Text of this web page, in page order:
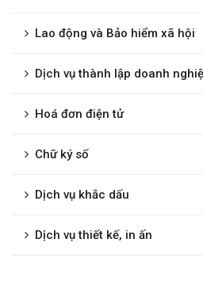
Lao động và Bảo hiểm xã hội
Dịch vụ thành lập doanh
Hoá đơn điện tử
Chữ ký số
Dịch vụ khắc dấu
Dịch vụ thiết kế, in ấn